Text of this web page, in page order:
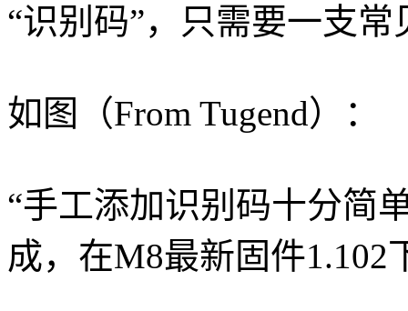
“识别码”，只需要一支
如图（From Tugend）：
“手工添加识别码十分简
成，在M8最新固件1.102